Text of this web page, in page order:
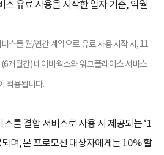
스 유료 사용을 시작한 일자 기준, 익월
스를 월/연간 계약으로 유료 사용 시작 시, 11
개월간) 네이버웍스와 워크플레이스 서비스
적용됩니다.
를 결합 서비스로 사용 시 제공되는 ‘1
며, 본 프로모션 대상자에게는 10% 할